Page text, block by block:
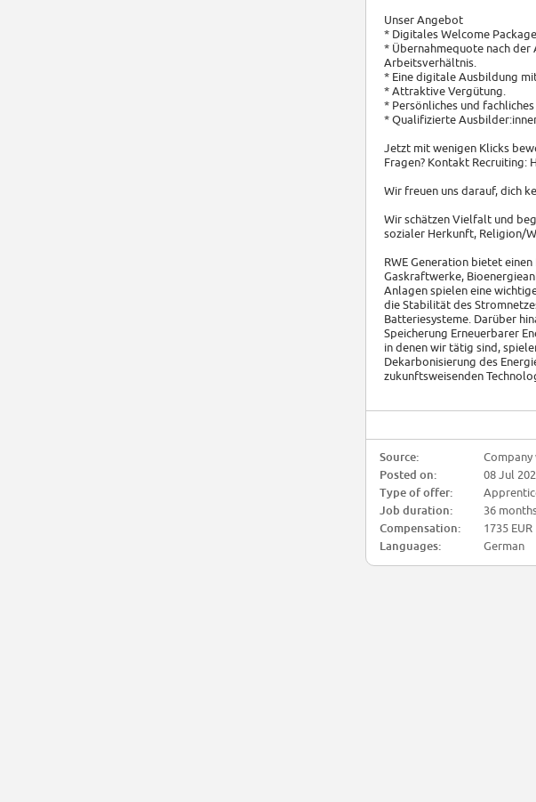
Unser Angebot
* Digitales Welcome
* Übernahmequote nach
Arbeitsverhältnis.
* Eine digitale Ausbildung
* Attraktive Vergütung.
* Persönliches und
* Qualifizierte
Jetzt mit wenigen Klicks
Fragen? Kontakt Recruiting:
Wir freuen uns darauf, dich
Wir schätzen Vielfalt und
sozialer Herkunft, Religion/
RWE Generation bietet
Gaskraftwerke,
Anlagen spielen eine
die Stabilität des
Batteriesysteme. Darüber
Speicherung Erneuerbarer
in denen wir tätig sind,
Dekarbonisierung des
zukunftsweisenden
Source:
Posted on:
08 Jul
Type of offer:
Job duration:
36
Compensation:
1735 EUR
Languages:
German